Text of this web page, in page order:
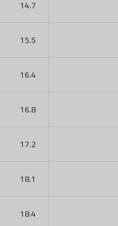
14.7
15.5
16.4
16.8
17.2
18.1
18.4